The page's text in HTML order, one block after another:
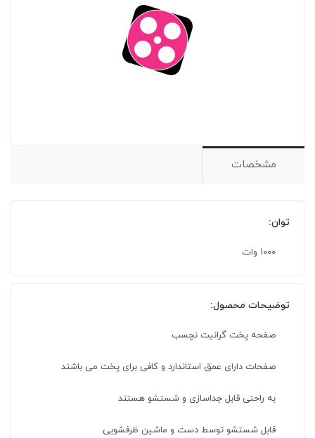
مشخصات
توان:
1000 وات
توضیحات محصول:
صفحه پخت گرانیت نچسب
صفحات دارای عمق استاندارد و کافی برای پخت می باشند
به راحتی قابل جداسازی و شستشو هستند
قابل شستشو توسط دست و ماشین ظرفشویی